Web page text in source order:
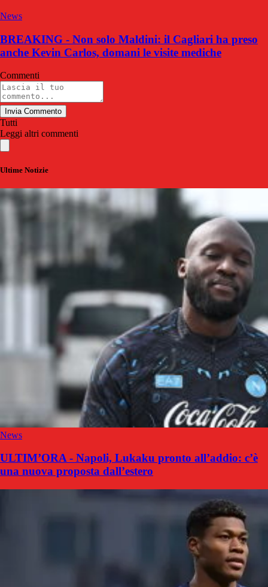
News
BREAKING - Non solo Maldini: il Cagliari ha preso
anche Kevin Carlos, domani le visite mediche
Commenti
Invia Commento
Tutti
Leggi altri commenti
Ultime Notizie
News
ULTIM’ORA - Napoli, Lukaku pronto all’addio: c’è
una nuova proposta dall’estero